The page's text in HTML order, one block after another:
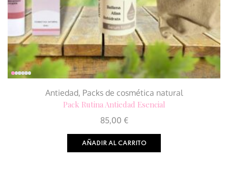
Antiedad, Packs de cosmética natural
Pack Rutina Antiedad Esencial
85,00 €
AÑADIR AL CARRITO